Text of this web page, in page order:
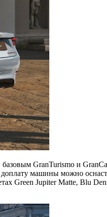
GranTurismo и
машины можно
Green Jupiter Matte, Blu